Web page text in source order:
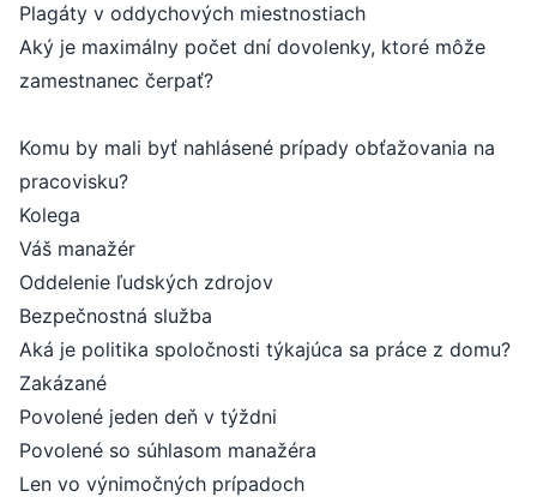
Plagáty v oddychových miestnostiach
Aký je maximálny počet dní dovolenky, ktoré môže
zamestnanec čerpať?
Komu by mali byť nahlásené prípady obťažovania na
pracovisku?
Kolega
Váš manažér
Oddelenie ľudských zdrojov
Bezpečnostná služba
Aká je politika spoločnosti týkajúca sa práce z domu?
Zakázané
Povolené jeden deň v týždni
Povolené so súhlasom manažéra
Len vo výnimočných prípadoch